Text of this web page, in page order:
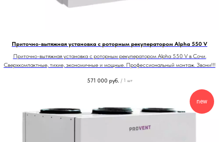
Приточно-вытяжная установка с роторным рекуператором Alpha 550 V
Приточно-вытяжная установка с роторным рекуператором Alpha 550 V в Сочи.
Сверхкомпактные, тихие, экономичные и мощные. Профессиональный монтаж. Звони!!!
571 000 руб. / 1 шт
new